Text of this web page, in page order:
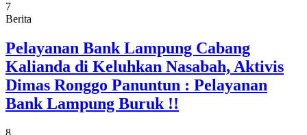
7
Berita
Pelayanan Bank Lampung Cabang
Kalianda di Keluhkan Nasabah, Aktivis
Dimas Ronggo Panuntun : Pelayanan
Bank Lampung Buruk !!